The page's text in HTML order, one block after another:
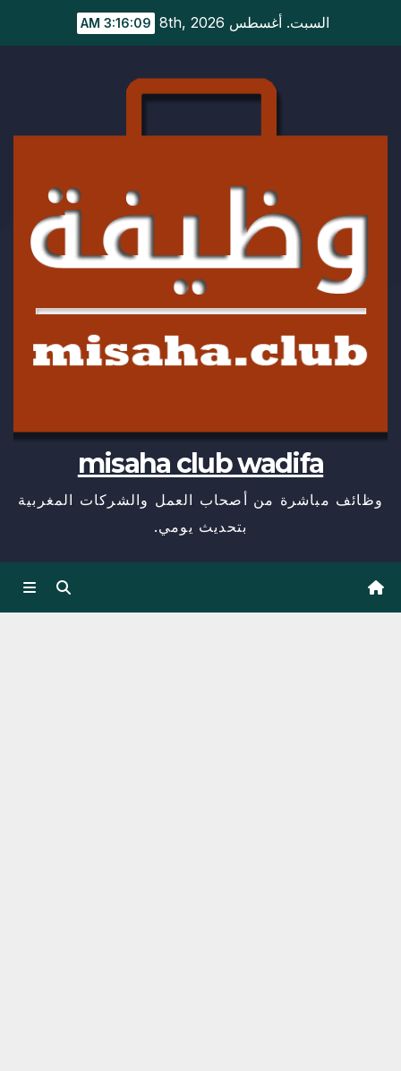
السبت. أغسطس 8th, 2026 3:16:10 AM
misaha club wadifa
وظائف مباشرة من أصحاب العمل والشركات المغربية
بتحديث يومي.